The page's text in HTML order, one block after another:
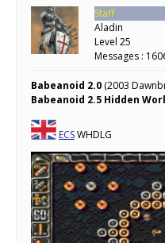
Staff
Aladin
Level 25
Messages :
Babeanoid 2.0 (2003
Babeanoid 2.5 Hidden
ECSWHDLG